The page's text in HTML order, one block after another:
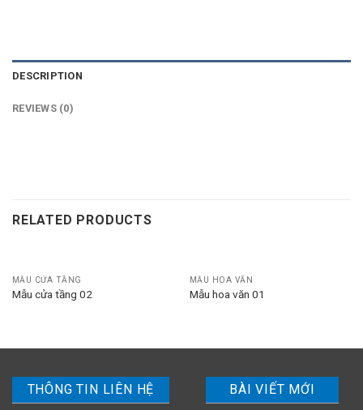
DESCRIPTION
REVIEWS (0)
RELATED PRODUCTS
MẪU CỬA TẦNG
Mẫu cửa tầng 02
MẪU HOA VĂN
Mẫu hoa văn 01
THÔNG TIN LIÊN HỆ
BÀI VIẾT MỚI